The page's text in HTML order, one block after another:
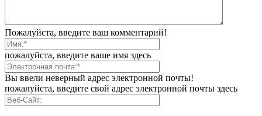
Пожалуйста, введите ваш комментарий!
пожалуйста, введите ваше имя здесь
Вы ввели неверный адрес электронной почты!
пожалуйста, введите свой адрес электронной почты здесь